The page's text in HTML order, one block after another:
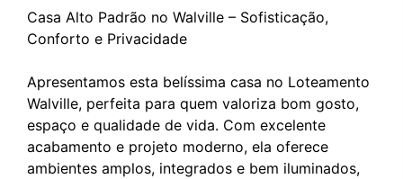
Casa Alto Padrão no Walville – Sofisticação,
Conforto e Privacidade
Apresentamos esta belíssima casa no Loteamento
Walville, perfeita para quem valoriza bom gosto,
espaço e qualidade de vida. Com excelente
acabamento e projeto moderno, ela oferece
ambientes amplos, integrados e bem iluminados,